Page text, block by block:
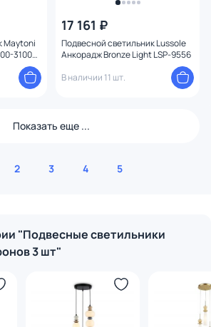
Maytoni
3100К
17 161 ₽
Подвесной светильник Lussole
Анкорадж Bronze Light LSP-9556
В наличии 11 шт.
Показать еще ...
2 3 4 5
"Подвесные светильники
3 шт"